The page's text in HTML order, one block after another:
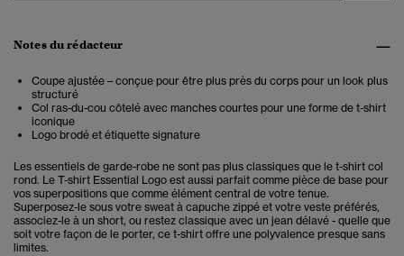
Notes du rédacteur
Coupe ajustée – conçue pour être plus près du corps pour un look plus
structuré
Col ras-du-cou côtelé avec manches courtes pour une forme de t-shirt
iconique
Logo brodé et étiquette signature
Les essentiels de garde-robe ne sont pas plus classiques que le t-shirt col
rond. Le T-shirt Essential Logo est aussi parfait comme pièce de base pour
vos superpositions que comme élément central de votre tenue.
Superposez-le sous votre sweat à capuche zippé et votre veste préférés,
associez-le à un short, ou restez classique avec un jean délavé - quelle que
soit votre façon de le porter, ce t-shirt offre une polyvalence presque sans
limites.